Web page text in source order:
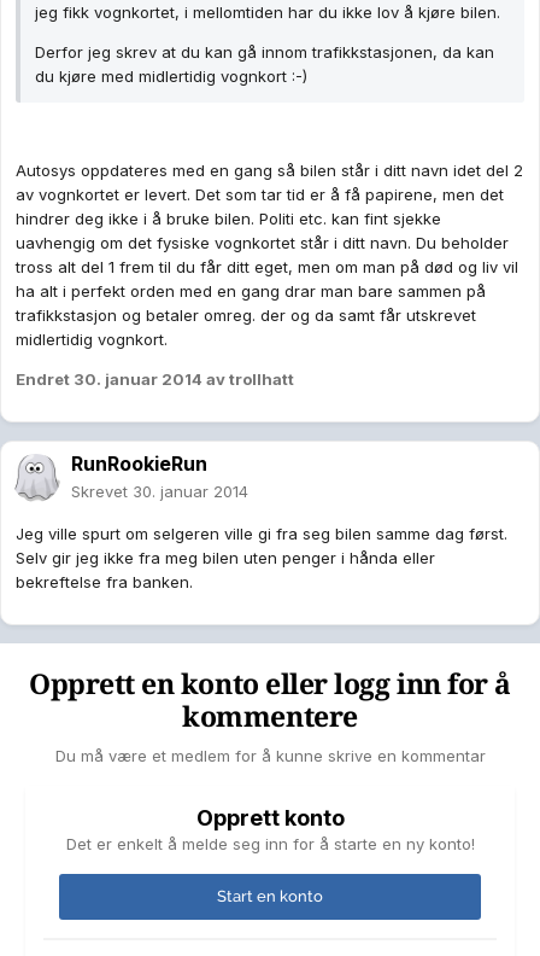
jeg fikk vognkortet, i mellomtiden har du ikke lov å kjøre bilen.
Derfor jeg skrev at du kan gå innom trafikkstasjonen, da kan
du kjøre med midlertidig vognkort :-)
Autosys oppdateres med en gang så bilen står i ditt navn idet del 2
av vognkortet er levert. Det som tar tid er å få papirene, men det
hindrer deg ikke i å bruke bilen. Politi etc. kan fint sjekke
uavhengig om det fysiske vognkortet står i ditt navn. Du beholder
tross alt del 1 frem til du får ditt eget, men om man på død og liv vil
ha alt i perfekt orden med en gang drar man bare sammen på
trafikkstasjon og betaler omreg. der og da samt får utskrevet
midlertidig vognkort.
Endret 30. januar 2014 av trollhatt
RunRookieRun
Skrevet 30. januar 2014
Jeg ville spurt om selgeren ville gi fra seg bilen samme dag først.
Selv gir jeg ikke fra meg bilen uten penger i hånda eller
bekreftelse fra banken.
Opprett en konto eller logg inn for å
kommentere
Du må være et medlem for å kunne skrive en kommentar
Opprett konto
Det er enkelt å melde seg inn for å starte en ny konto!
Start en konto